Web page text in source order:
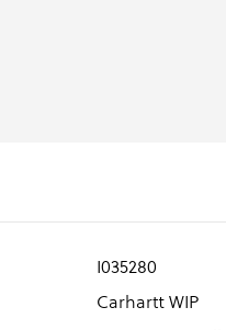
I035280
Carhartt WIP